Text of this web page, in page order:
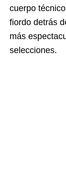
cuerpo
fiordo detrás
más
selecciones.